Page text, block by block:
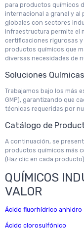
para productos químicos
internacional a granel y
globales con sectores
infraestructura permite el
certificaciones rigurosas
productos químicos que
diversas necesidades de
Soluciones
Trabajamos bajo los más
GMP), garantizando que
técnicas requeridas por
Catálogo de
A continuación, se
productos químicos más
(Haz clic en cada
QUÍMICOS
VALOR
Ácido fluorhídrico anhidro
Ácido clorosulfónico